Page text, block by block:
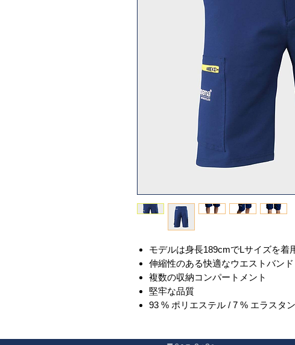
モデルは身長189cmでLサイズを着
伸縮性のある快適なウエストバンド
複数の収納コンパートメント
堅牢な品質
93 % ポリエステル / 7 % エラスタン